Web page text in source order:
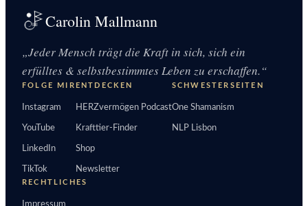
Carolin Mallmann
„Jeder Mensch trägt die Kraft in sich, sich ein
erfülltes & selbstbestimmtes Leben zu erschaffen.“
FOLGE MIR
Instagram
YouTube
LinkedIn
TikTok
ENTDECKEN
HERZvermögen Podcast
Krafttier-Finder
Shop
Newsletter
SCHWESTERSEITEN
One Shamanism
NLP Lisbon
RECHTLICHES
Impressum